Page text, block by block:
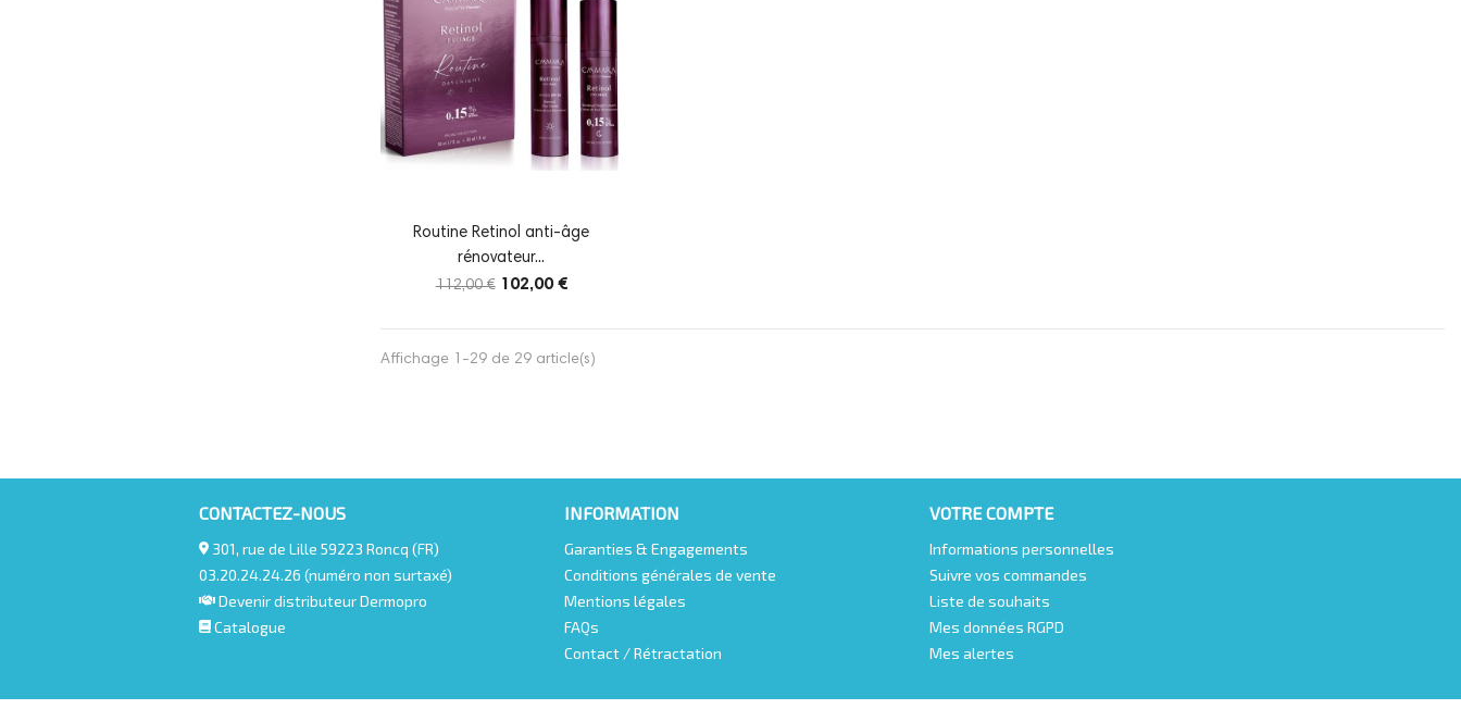
Routine Retinol anti-âge
rénovateur...
112,00 € 102,00 €
Affichage 1-29 de 29 article(s)
CONTACTEZ-NOUS
301, rue de Lille 59223 Roncq (FR)
03.20.24.24.26 (numéro non surtaxé)
Devenir distributeur Dermopro
Catalogue
INFORMATION
Garanties & Engagements
Conditions générales de vente
Mentions légales
FAQs
Contact / Rétractation
VOTRE COMPTE
Informations personnelles
Suivre vos commandes
Liste de souhaits
Mes données RGPD
Mes alertes